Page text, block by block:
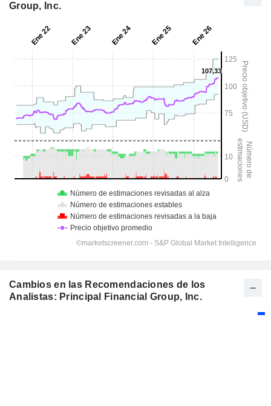
Group, Inc.
Cambios en las Recomendaciones de los
Analistas: Principal Financial Group, Inc.